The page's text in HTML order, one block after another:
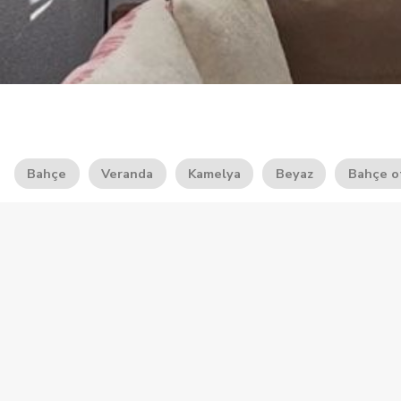
Bahçe Veranda Kamelya Beyaz Bahçe